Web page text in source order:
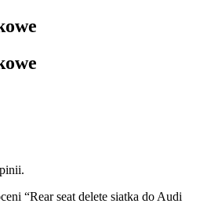
“Rear seat delete siatka do Audi